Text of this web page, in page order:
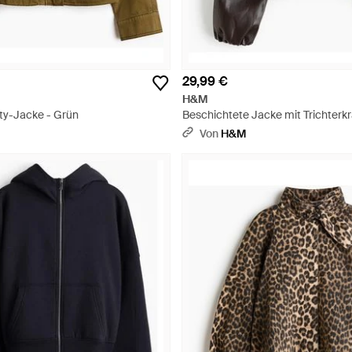
Jacke - Grün
29,99 €
H&M
Beschichtete Jacke mit
Schwarz
Von H&M